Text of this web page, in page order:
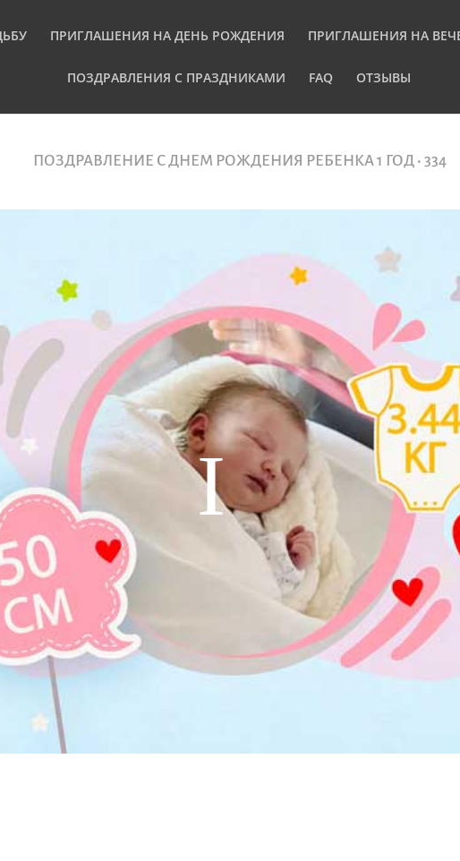
ПРИГЛАШЕНИЯ НА ДЕНЬ РОЖДЕНИЯ ПРИГЛАШЕНИЯ НА
ПОЗДРАВЛЕНИЯ С ПРАЗДНИКАМИ FAQ ОТЗЫВЫ
ПОЗДРАВЛЕНИЕ С ДНЕМ РОЖДЕНИЯ РЕБЕНКА 1 ГОД • 334